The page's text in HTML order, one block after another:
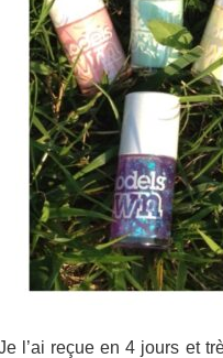
l’ai reçue en 4 jours et